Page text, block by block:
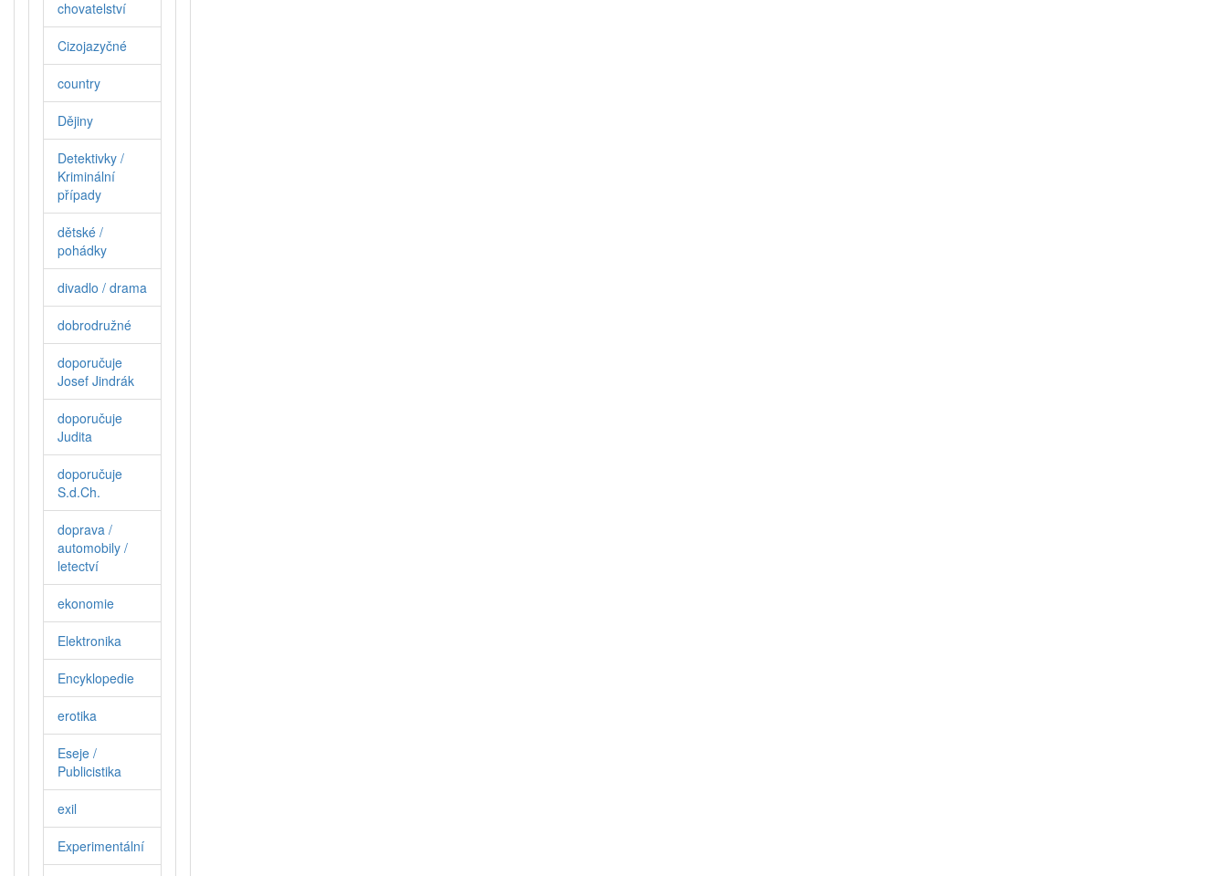
chovatelství
Cizojazyčné
country
Dějiny
Detektivky /
Kriminální
případy
dětské /
pohádky
divadlo / drama
dobrodružné
doporučuje
Josef Jindrák
doporučuje
Judita
doporučuje
S.d.Ch.
doprava /
automobily /
letectví
ekonomie
Elektronika
Encyklopedie
erotika
Eseje /
Publicistika
exil
Experimentální